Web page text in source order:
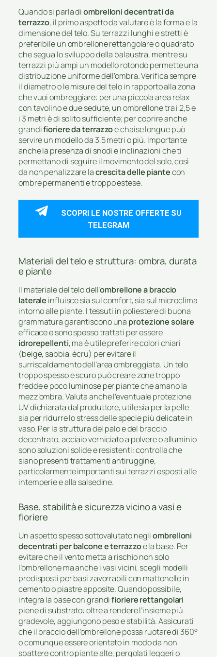
Quando si parla diombrelloni decentrati da
terrazzo, il primo aspetto da valutare è la forma e la
dimensione del telo. Su terrazzi lunghi e stretti è
preferibile un ombrellone rettangolare o quadrato
che segua lo sviluppo della balaustra, mentre su
terrazzi più ampi un modello rotondo permette una
distribuzione uniforme dell’ombra. Verifica sempre
il diametro o le misure del telo in rapporto alla zona
che vuoi ombreggiare: per una piccola area relax
con tavolino e due sedute, un ombrellone tra i 2,5 e
i 3 metri è di solito sufficiente; per coprire anche
grandifioriere da terrazzoe chaise longue può
servire un modello da 3,5 metri o più. Importante
anche la presenza di snodi e inclinazioni che ti
permettano di seguire il movimento del sole, così
da non penalizzare lacrescita delle piantecon
ombre permanenti e troppo estese.
SCOPRI LE NOSTRE OFFERTE SU
TELEGRAM
Materiali del telo e struttura: ombra, durata
e piante
Il materiale del telo dell’ombrellone a braccio
laterale influisce sia sul comfort, sia sul microclima
intorno alle piante. I tessuti in poliestere di buona
grammatura garantiscono una protezione solare
efficace e sono spesso trattati per essere
idrorepellenti, ma è utile preferire colori chiari
(beige, sabbia, écru) per evitare il
surriscaldamento dell’area ombreggiata. Un telo
troppo spesso e scuro può creare zone troppo
fredde e poco luminose per piante che amano la
mezz’ombra. Valuta anche l’eventuale protezione
UV dichiarata dal produttore, utile sia per la pelle
sia per ridurre lo stress delle specie più delicate in
vaso. Per la struttura del palo e del braccio
decentrato, acciaio verniciato a polvere o alluminio
sono soluzioni solide e resistenti: controlla che
siano presenti trattamenti antiruggine,
particolarmente importanti sui terrazzi esposti alle
intemperie e alla salsedine.
Base, stabilità e sicurezza vicino a vasi e
fioriere
Un aspetto spesso sottovalutato negliombrelloni
decentrati per balcone e terrazzoè la base. Per
evitare che il vento metta a rischio non solo
l’ombrellone ma anche i vasi vicini, scegli modelli
predisposti per basi zavorrabili con mattonelle in
cemento o piastre apposite. Quando possibile,
integra la base con grandifioriere rettangolari
piene di substrato: oltre a rendere l’insieme più
gradevole, aggiungono peso e stabilità. Assicurati
che il braccio dell’ombrellone possa ruotare di 360°
o comunque essere orientato in modo da non
sbattere contro piante alte, pergolati leggeri o